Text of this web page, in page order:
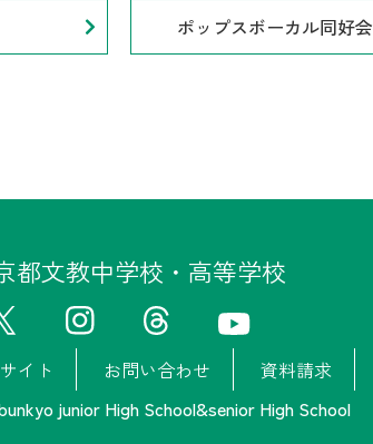
ポップスボーカル同好会
都文教中学校・高等学校
イト お問い合わせ 資料請求
junior High School&senior High School